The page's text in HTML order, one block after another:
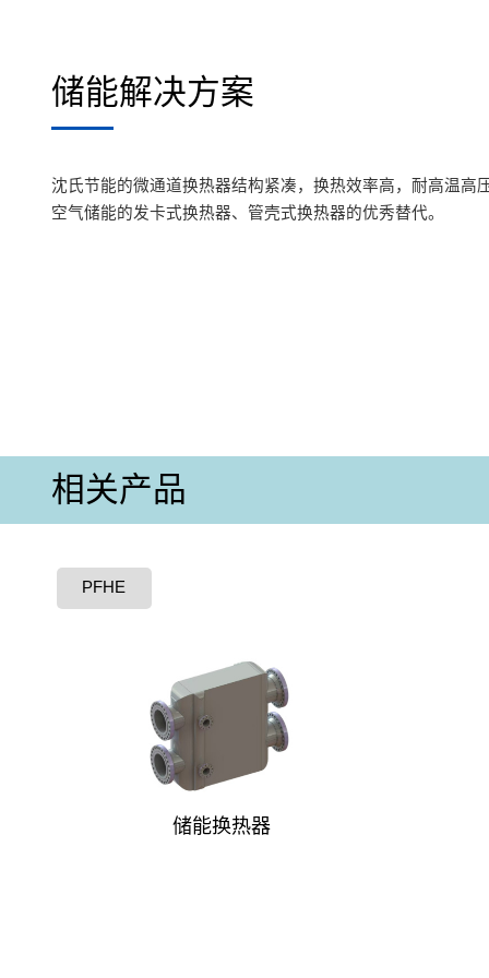
储能解决方案
沈氏节能的微通道换热器结构紧凑，换热效率高，耐高温高
空气储能的发卡式换热器、管壳式换热器的优秀替代。
相关产品
PFHE
储能换热器